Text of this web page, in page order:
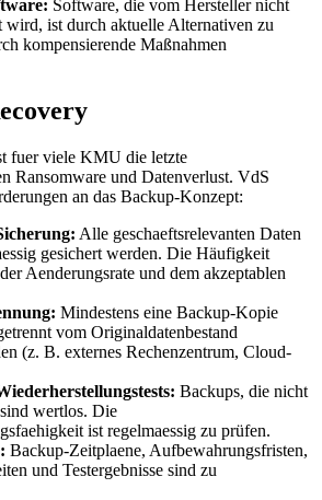
Software, die vom Hersteller nicht
wird, ist durch aktuelle Alternativen zu
kompensierende Maßnahmen
fuer viele KMU die letzte
Ransomware und Datenverlust. VdS
an das Backup-Konzept:
Alle geschaeftsrelevanten Daten
gesichert werden. Die Häufigkeit
Aenderungsrate und dem akzeptablen
Mindestens eine Backup-Kopie
vom Originaldatenbestand
(z. B. externes Rechenzentrum, Cloud-
Backups, die nicht
wertlos. Die
ist regelmaessig zu prüfen.
Backup-Zeitplaene, Aufbewahrungsfristen,
und Testergebnisse sind zu